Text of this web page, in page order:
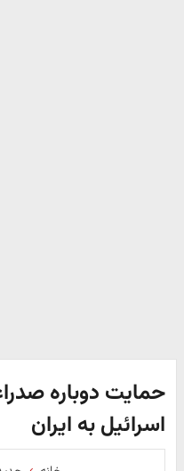
حمایت دوباره
اسرائیل به ایران